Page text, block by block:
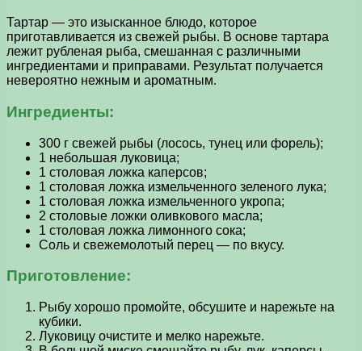
Тартар — это изысканное блюдо, которое
приготавливается из свежей рыбы. В основе тартара
лежит рубленая рыба, смешанная с различными
ингредиентами и приправами. Результат получается
невероятно нежным и ароматным.
Ингредиенты:
300 г свежей рыбы (лосось, тунец или форель);
1 небольшая луковица;
1 столовая ложка каперсов;
1 столовая ложка измельченного зеленого лука;
1 столовая ложка измельченного укропа;
2 столовые ложки оливкового масла;
1 столовая ложка лимонного сока;
Соль и свежемолотый перец — по вкусу.
Приготовление:
Рыбу хорошо промойте, обсушите и нарежьте на
кубики.
Луковицу очистите и мелко нарежьте.